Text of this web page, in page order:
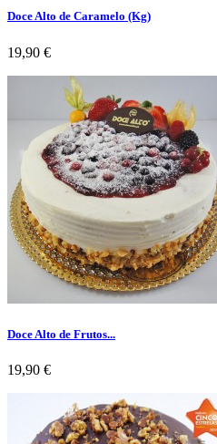
Doce Alto de Caramelo (Kg)
Preço
19,90 €
Doce Alto de Frutos...
Preço
19,90 €